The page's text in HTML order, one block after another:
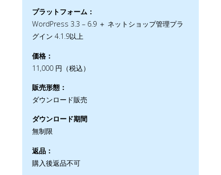
プラットフォーム：
WordPress 3.3 – 6.9 ＋ ネットショップ管理プラ
グイン 4.1.9以上
価格：
11,000 円（税込）
販売形態：
ダウンロード販売
ダウンロード期間
無制限
返品：
購入後返品不可